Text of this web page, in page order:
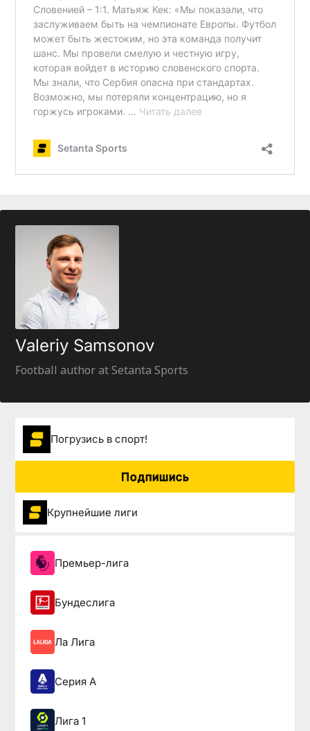
Valeriy Samsonov
Football author at Setanta Sports
Погрузиcь в спорт!
Подпишись
Крупнейшие лиги
Премьер-лига
Бундеслига
Ла Лига
Серия А
Лига 1